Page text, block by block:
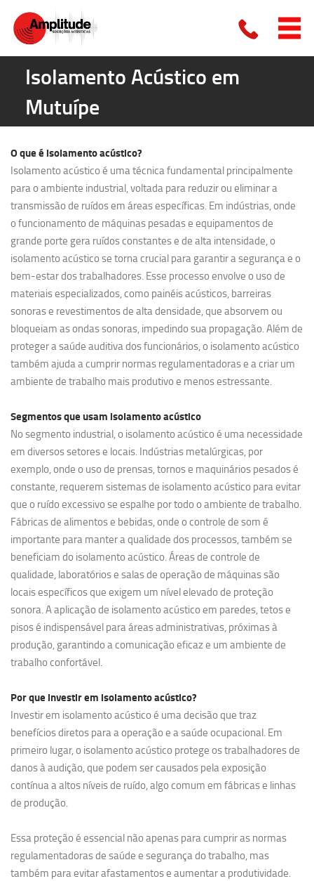
Isolamento Acústico em
Mutuípe
O que é isolamento acústico?
Isolamento acústico é uma técnica fundamental principalmente
para o ambiente industrial, voltada para reduzir ou eliminar a
transmissão de ruídos em áreas específicas. Em indústrias, onde
o funcionamento de máquinas pesadas e equipamentos de
grande porte gera ruídos constantes e de alta intensidade, o
isolamento acústico se torna crucial para garantir a segurança e o
bem-estar dos trabalhadores. Esse processo envolve o uso de
materiais especializados, como painéis acústicos, barreiras
sonoras e revestimentos de alta densidade, que absorvem ou
bloqueiam as ondas sonoras, impedindo sua propagação. Além de
proteger a saúde auditiva dos funcionários, o isolamento acústico
também ajuda a cumprir normas regulamentadoras e a criar um
ambiente de trabalho mais produtivo e menos estressante.
Segmentos que usam isolamento acústico
No segmento industrial, o isolamento acústico é uma necessidade
em diversos setores e locais. Indústrias metalúrgicas, por
exemplo, onde o uso de prensas, tornos e maquinários pesados é
constante, requerem sistemas de isolamento acústico para evitar
que o ruído excessivo se espalhe por todo o ambiente de trabalho.
Fábricas de alimentos e bebidas, onde o controle de som é
importante para manter a qualidade dos processos, também se
beneficiam do isolamento acústico. Áreas de controle de
qualidade, laboratórios e salas de operação de máquinas são
locais específicos que exigem um nível elevado de proteção
sonora. A aplicação de isolamento acústico em paredes, tetos e
pisos é indispensável para áreas administrativas, próximas à
produção, garantindo a comunicação eficaz e um ambiente de
trabalho confortável.
Por que investir em isolamento acústico?
Investir em isolamento acústico é uma decisão que traz
benefícios diretos para a operação e a saúde ocupacional. Em
primeiro lugar, o isolamento acústico protege os trabalhadores de
danos à audição, que podem ser causados pela exposição
contínua a altos níveis de ruído, algo comum em fábricas e linhas
de produção.
Essa proteção é essencial não apenas para cumprir as normas
regulamentadoras de saúde e segurança do trabalho, mas
também para evitar afastamentos e aumentar a produtividade.